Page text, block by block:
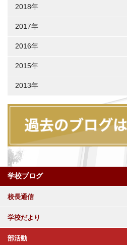
2018年
2017年
2016年
2015年
2013年
学校ブログ
校長通信
学校だより
部活動